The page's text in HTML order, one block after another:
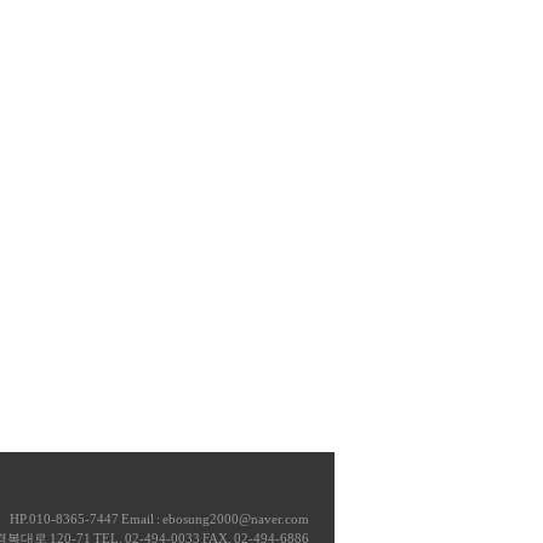
HP.010-8365-7447 Email : ebosung2000@naver.com
복대로 120-71 TEL. 02-494-0033 FAX. 02-494-6886